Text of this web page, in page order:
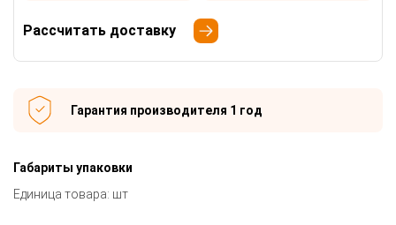
Рассчитать доставку
Гарантия производителя 1 год
Габариты упаковки
Единица товара: шт